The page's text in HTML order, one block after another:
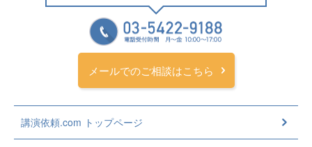
メールでのご相談はこちら
講演依頼.com トップページ